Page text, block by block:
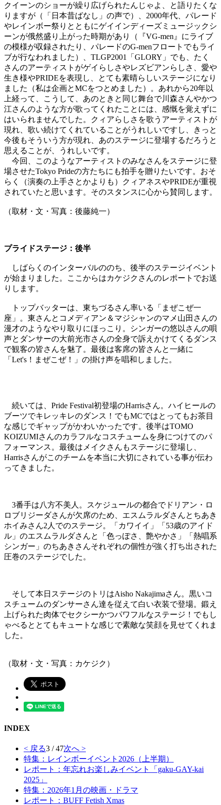
クイーンのショーが繰り広げられたんじゃよ、と語りたくな
りますが（「日本昔ばなし」の声で）、2000年代、パレード
やレインボー祭りとともにゲイインディーズミュージックシ
ーンが俄然盛り上がった時期があり（『VG-men』にライブ
の模様が収録されたり、パレードのG-menフロートでもライ
ブが行なわれました）、TLGP2001「GLORY」でも、たく
さんのアーティストがゲイらしさやレズビアンらしさ、愛や
生き様やPRIDEを表現し、とても素晴らしいステージになり
ました（私は企画とMCをつとめました）。あれから20年以
上経って、こうして、あのときと同じ舞台で川森さんやかつ
江さんのような方が歌ってくれたことには、感慨を覚えずに
はいられませんでした。クィアらしさを歌うアーティストが
現れ、歌い続けてくれていることがうれしいですし、きっと
今後もそういう方が現れ、あのステージに登場するだろうと
思えることが、うれしいです。
今回、このようなアーティストのみなさんをステージに登
場させたTokyo Prideの方たちにも拍手を贈りたいです。おそ
らく（演奏の上手さとかよりも）クィアネスやPRIDEが重視
されていたと思います。そのスタンスに心から賛同します。
（取材・文・写真：後藤純一）
プライドステージ：後半
しばらくのインターバルののち、後半のステージイベント
が始まりました。ここからはカケジクさんのレポートでお送
りします。
トップバッターは、東ちづるさん率いる「まぜこぜ一
座」。東さんとコメディアン＆マジシャンのマメ山田さんの
漫才のようなやり取りにほっこり。シンガーの悠以さんの唄
声とダンサーの大前光市さんの全身で訴えかけてくるダンス
で観客の皆さんを魅了。最後は客席の皆さんと一緒に
「Let's！まぜこぜ！」の掛け声を唱和しました。
続いては、Pride Festival初登場のHarrisさん。ハイヒールの
ブーツでキレッキレのダンス！でもMCではとってもお茶目
な感じでギャップがかわいかったです。後半はTOMO
KOIZUMIさんのカラフルなコスチュームを身につけてのパ
フォーマンス。最後はメイクさんもステージに登場し、
Harrisさんがこのチームを本当に大切にされている事が伝わ
ってきました。
3番手は八方不美人。スケジュールの都合でドリアン・ロ
ロブリジーダさんが欠席のため、エスムラルダさんとちあき
ホイみさん2人でのステージ。「カワイイ」「53歳のアイド
ル」のエスムラルダさんと「色っぽさ、艶やかさ」「熱唱系
シンガー」のちあきさんそれぞれの個性が強く打ち出された
圧巻のステージでした。
そして本日ステージのトリはAisho Nakajimaさん。黒いコ
スチュームのダンサーさん達を従えて白い衣装で登場。鍛え
上げられた肉体でセクシーかつパワフルなステージ！でもし
ゃべるととてもキュートな感じで素敵な笑顔を見せてくれま
した。
（取材・文・写真：カケジク）
INDEX
< 戻る3 / 47次へ >
特集：レインボーイベント2026（上半期）
レポート：年忘れお楽しみイベント「gaku-GAY-kai
2025」
特集：2026年1月の映画・ドラマ
レポート：BUFF Fetish Xmas